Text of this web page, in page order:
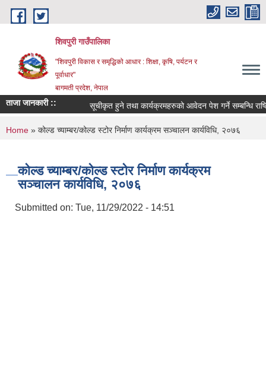
Skip to main content
शिवपुरी गाउँपालिका
"शिवपुरी विकास र समृद्धिको आधार : शिक्षा, कृषि, पर्यटन र
पूर्वाधार"
बागमती प्रदेश, नेपाल
ताजा जानकारी :: सूचीकृत हुने तथा कार्यक्रमहरुको आवेदन पेश गर्ने सम्बन्धि
You are here
Home » कोल्ड च्याम्बर/कोल्ड स्टोर निर्माण कार्यक्रम सञ्चालन कार्यविधि, २०७६
कोल्ड च्याम्बर/कोल्ड स्टोर निर्माण कार्यक्रम
सञ्चालन कार्यविधि, २०७६
Submitted on: Tue, 11/29/2022 - 14:51